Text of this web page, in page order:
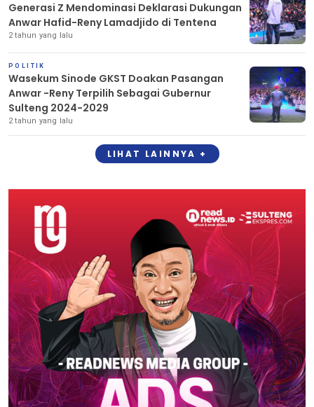
Generasi Z Mendominasi Deklarasi Dukungan
Anwar Hafid-Reny Lamadjido di Tentena
2 tahun yang lalu
POLITIK
Wasekum Sinode GKST Doakan Pasangan
Anwar -Reny Terpilih Sebagai Gubernur
Sulteng 2024-2029
2 tahun yang lalu
LIHAT LAINNYA +